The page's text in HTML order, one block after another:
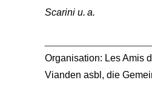
Scarini u. a.
Organisation: Les Amis
Vianden asbl, die